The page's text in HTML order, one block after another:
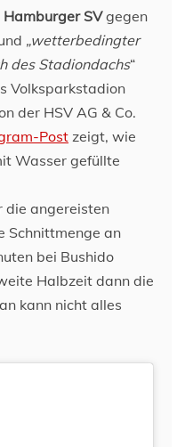
Hamburger SVgegen
„wetterbedingter
des Stadiondachs“
Volksparkstadion
der HSV AG & Co.
Post zeigt, wie
Wasser gefüllte
die angereisten
Schnittmenge an
bei Bushido
Halbzeit dann die
kann nicht alles